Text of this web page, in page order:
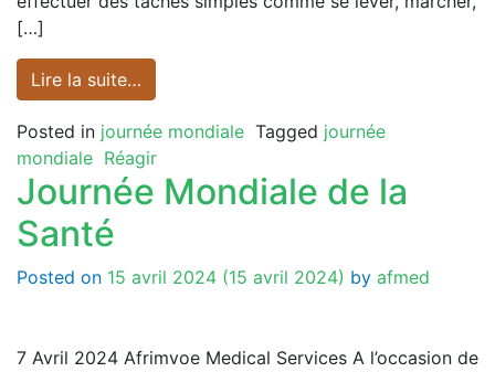
[…]
Lire la suite…
Posted in journée mondiale Tagged journée
mondiale Réagir
Journée Mondiale de la
Santé
Posted on 15 avril 2024 (15 avril 2024) by afmed
7 Avril 2024 Afrimvoe Medical Services A l’occasion de